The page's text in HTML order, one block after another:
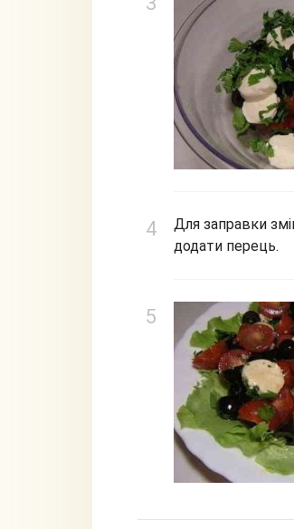
Для заправки
додати перець.